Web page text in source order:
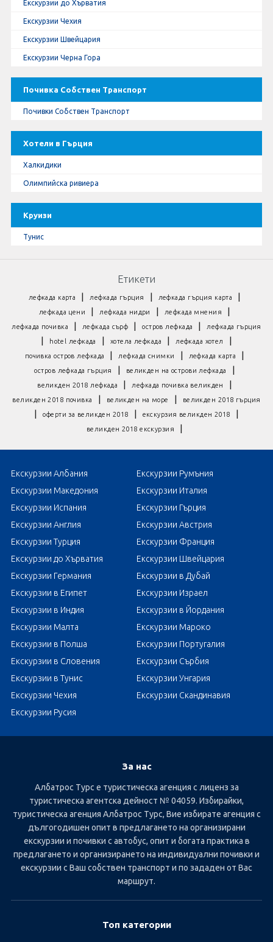
Екскурзии до Хърватия
Екскурзии Чехия
Екскурзии Швейцария
Екскурзии Черна Гора
Почивка Собствен Транспорт
Почивки Собствен Транспорт
Хотели в Гърция
Халкидики
Олимпийска ривиера
Круизи
Тунис
Етикети
лефкада карта | лефкада гърция | лефкада гърция карта |
лефкада цени | лефкада нидри | лефкада мнения |
лефкада почивка | лефкада сърф |остров лефкада | лефкада гърция
| hotel лефкада | хотела лефкада | лефкада хотел |
почивка остров лефкада | лефкада снимки | лефкада карта |
остров лефкада гърция | великден на острови лефкада |
великден 2018 лефкада | лефкада почивка великден |
великден 2018 почивка | великден на море | великден 2018 гърция
|оферти за великден 2018 | екскурзия великден 2018 |
великден 2018 екскурзия |
Екскурзии Албания
Екскурзии Румъния
Екскурзии Македония
Екскурзии Италия
Екскурзии Испания
Екскурзии Гърция
Екскурзии Англия
Екскурзии Австрия
Екскурзии Турция
Екскурзии Франция
Екскурзии до Хърватия
Екскурзии Швейцария
Екскурзии Германия
Екскурзии в Дубай
Екскурзии в Египет
Екскурзии Израел
Екскурзии в Индия
Екскурзии в Йордания
Екскурзии Малта
Екскурзии Мароко
Екскурзии в Полша
Екскурзии Португалия
Екскурзии в Словения
Екскурзии Сърбия
Екскурзии в Тунис
Екскурзии Унгария
Екскурзии Чехия
Екскурзии Скандинавия
Екскурзии Русия
За нас
Албатрос Турс е туристическа агенция с лиценз за
туристическа агентска дейност № 04059. Избирайки,
туристическа агенция Албатрос Турс, Вие избирате агенция с
дългогодишен опит в предлагането на организирани
екскурзии и почивки с автобус, опит и богата практика в
предлагането и организирането на индивидуални почивки и
екскурзии с Ваш собствен транспорт и по зададен от Вас
маршрут.
Топ категории